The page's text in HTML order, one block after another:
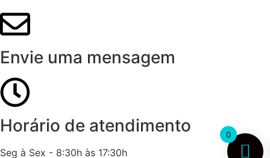
0
Envie uma mensagem
Horário de atendimento
Seg à Sex - 8:30h às 17:30h